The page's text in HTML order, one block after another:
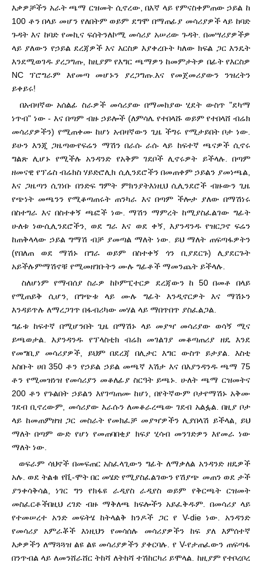
እቃዎቻችን አራት ጫማ ርዝመት ሲኖረው, በእኛ ላይ የምናስቀምጠው ኃይል ከ
100 ቶን በላይ መሆን የለበትም ወይም ደግሞ በማጠፊያ መሳሪያዎች ላይ ከባድ
ጉዳት እና ከባድ የመኪና ፍሰትንለኮሚ መሳሪያ አሠሪው ጉዳት. በመሣሪያዎችዎ
ላይ ያለውን የኃይል ደረጃዎች እና እርስዎ እያቀረቡት ካለው ክፍል ጋር እንዴት
እንደሚወገዱ ያረጋግጡ, ከዚያም የእግር ጫማዎን ከመምታትዎ በፊት የእርስዎ
NC ፕሮግራም እየመጣ መሆኑን ያረጋግጡ.እና የመጀመሪያውን ንዝረትን
ይቀይሩ!
በአብዛኛው አሰልፊ ስራዎች መሳሪያው በማመከያው ሂደት ውስጥ "ደካማ
ነጥብ" ነው - እና በጣም ብዙ ኃይሎች (ለምሳሌ የተበላሹ ወይም የተበላሸ ብሬክ
መሳሪያዎችን) የሚጠቀሙ ከሆነ አብዛኛውን ጊዜ ችግሩ የሚታይበት ቦታ ነው.
ይሁን እንጂ ጋዜጣውየፍሬን ማሽን በራሱ ራሱ ላይ ከፍተኛ ጫናዎች ሲኖሩ
ግልጽ ሊሆኑ የሚችሉ አንዳንድ የአቅም ገደቦች ሊኖሩዎት ይችላሉ. በጣም
ዘመናዊ የፕሬስ ብሬክስ ሃይድሮሊክ ሲሊንደሮችን በመጠቀም ኃይልን ያመነጫል,
እና ጋዜጣን ሲገነቡ በንድፍ ግምት ምክንያትእነዚህ ሲሊንደሮች ብዙውን ጊዜ
የጭነት መጫንን የሚቆጣጠሩት ጠንካራ እና በጣም ችሎታ ያለው በማሽነሩ
በስተግራ እና በስተቀኝ ጫፎች ነው. ማሽን ማምረት ከሚያስፈልገው ግፊት
ሁለቱ ነውሲሊንደሮችን, ወደ ግራ እና ወደ ቀኝ, እያንዳንዱ የዝርጋኖ ፍሬን
ከጠቅላላው ኃይል ግማሽ ብቻ ያመጣል ማለት ነው. ይህ ማለት ጠፍጣፋዎትን
(የበለጠ ወደ ማሽኑ በግራ ወይም በስተቀኝ ጎን ቢያደርጉ) ሊያደርጉት
አይችሉምማሽኖቹ የሚመዘገቡትን ሙሉ ግፊቶች ማመንጨት ይችላሉ.
ስለሆነም የማብሰያ ስራዎ ከኮምፒተርዎ ደረጃውን ከ 50 በመቶ በላይ
የሚጠይቅ ሲሆን, በግጭቱ ላይ ሙሉ ግፊት እንዲኖርዎት እና ማሽኑን
እንዳይጥሉ ለማረጋገጥ በፋብሪካው መሃል ላይ ማበጥበጥ ያስፈልጋል.
ግፊቱ ከፍተኛ በሚሆንበት ጊዜ በማሽኑ ላይ መያዣ መሳሪያው ወሳኝ ሚና
ይጫወታል. እያንዳንዱ የፕላስቲክ ብሬክ መገልገያ መቆጣጠሪያ ዘዴ እንደ
የመግቢያ መሳሪያዎች, ይህም በደረጃ በሊታር እግር ውስጥ ይታያል. እስቲ
አስቡት ሀበ 350 ቶን የኃይል ኃይል መጫኛ እሽታ እና በእያንዳንዱ ጫማ 75
ቶን የሚመዝነዝ የመሳሪያን መቆለፊያ ስርዓት ይጫኑ. ሁለት ጫማ ርዝመትና
200 ቶን የጉልበት ኃይልን እየገጣጠሙ ከሆነ, በየትኛውም ቦታየማሽኑ አቅሙ
ገደብ ቢኖረውም, መሳሪያው እራሱን ለመቆራረጫው ገደብ አልፏል. በዚያ ቦታ
ላይ ከመጠምዘዝ ጋር መስራት የመክፈቻ መያዣዎችን ሊያበላሽ ይችላል, ይህ
ማለት በጣም ውድ የሆነ የመጠባበቂያ ክፍያ ሂሳብ መንገድዎን እየመራ ነው
ማለት ነው.
ወፍራም ሳህኖች በመፍጠር አስፈላጊውን ግፊት ለማቃለል አንዳንድ ዘዴዎች
አሉ. ወደ ትልቁ የቪ-ሞት በር መሄድ የሚያስፈልገውን የሽያጭ መጠን ወደ ታች
ያንቀሳቅሳል, ነገር ግን የክፋዩ ራዲየስ ራዲየስ ወይም የቅርጫት ርዝመት
መስፈርቶችበዚህ ረገድ ብዙ ማቅለጫ ክፍሎችን አይፈቅዱም. በመሳሪያ ላይ
የተመሠረተ አንድ መፍትሄ ከትላልቅ ክንዶች ጋር የ V-die ነው. አንዳንድ
የመሳሪያ አምራቾች እነዚህን የመሳሰሉ መሳሪያዎችን ከፍ ያለ እምሰተኛ
እቃዎችን ለማጓጓዝ ልዩ ልዩ መሳሪያዎችን ያቀርባሉ. የ V-የታጠፈውን ጠፍጣፋ
በንጥብል ላይ ለመንሸራሸር ትከሻ ለትከሻ ተሽከርካሪ ይሞላል. ከዚያም የተቦረቦረ